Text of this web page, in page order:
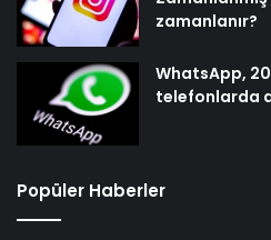
zamanlanır?
WhatsApp,
telefonlarda
Popüler Haberler